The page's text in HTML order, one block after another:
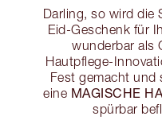
Darling, so wird die
Eid-Geschenk für
wunderbar als
Hautpflege-
Fest gemacht und
eine MAGISCHE
spürbar